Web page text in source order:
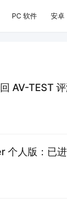
PC 软件 安卓
AV-TEST
个人版：已